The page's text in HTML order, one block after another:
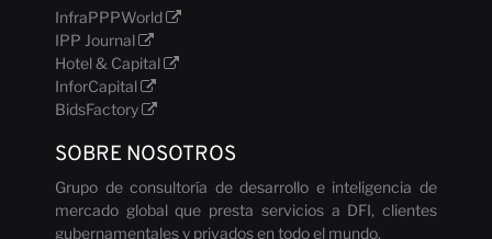
InfraPPPWorld
IPP Journal
Hotel & Capital
InforCapital
BidsFactory
SOBRE NOSOTROS
Grupo de consultoría de desarrollo e inteligencia de
mercado global que presta servicios a DFI, clientes
gubernamentales y privados en todo el mundo.